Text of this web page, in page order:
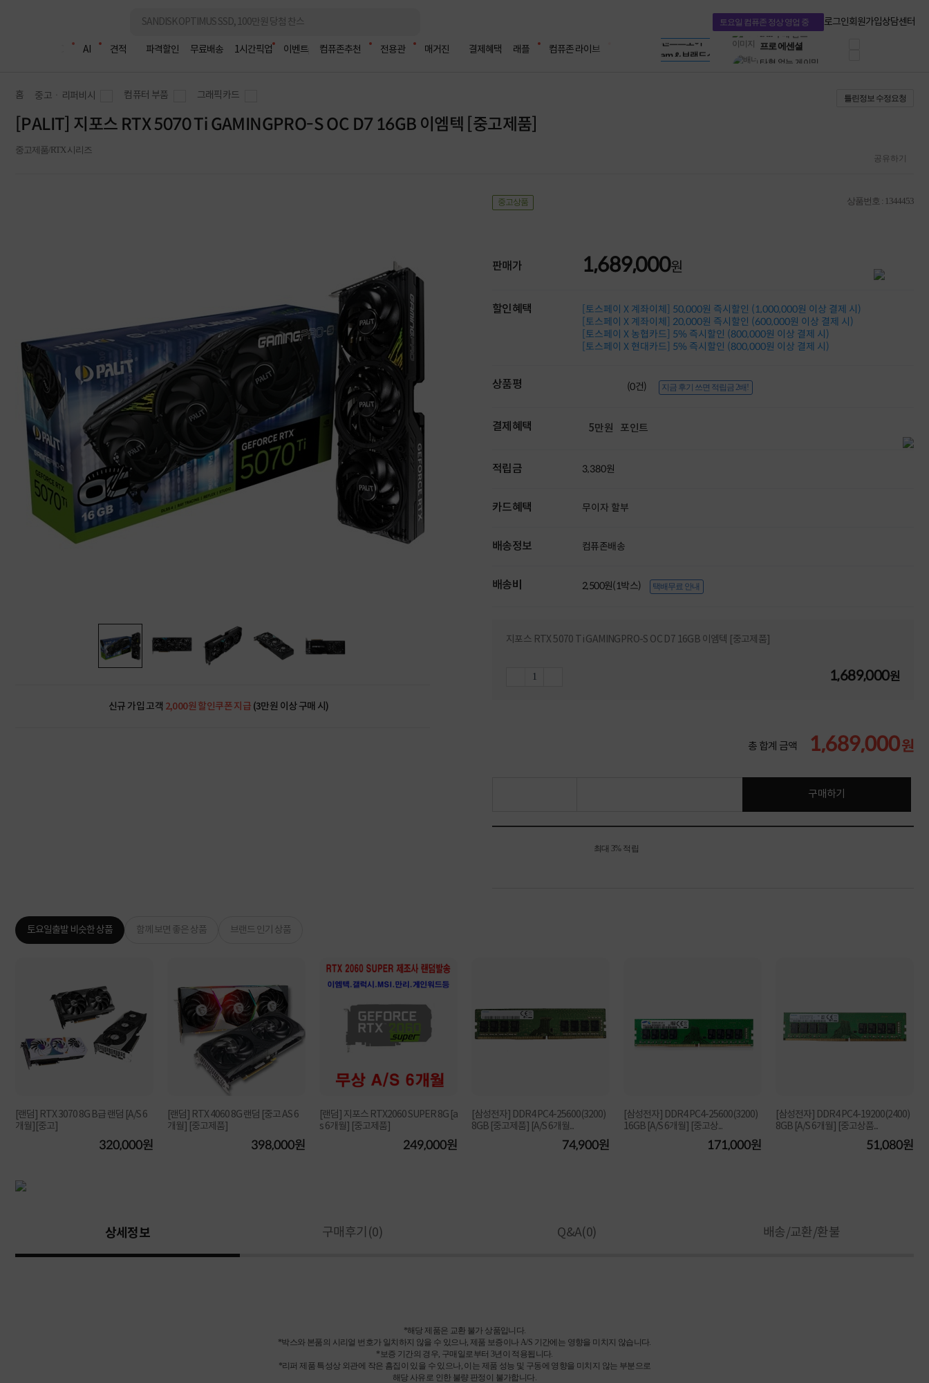
토요일 컴퓨존 정상 영업 중 로그인회원가입상담센터
AI 견적 파격할인 무료배송 1시간픽업 이벤트 컴퓨존추천 전용관 매거진 결제혜택 래플 컴퓨존 라이브
LG gram & 브랜드스토어
Microsoft 브랜드스토어
Dell 구매 찬스
프로 에센셜
타협 없는 게이밍
MSI 공유기
적립금 3% 페이백
시스코 스위칭허브
누적 금액 별
홈 중고ㆍ리퍼비시 컴퓨터 부품 그래픽카드 틀린정보 수정요청
[PALIT] 지포스 RTX 5070 Ti GAMINGPRO-S OC D7 16GB 이엠텍 [중고제품]
중고제품/RTX 시리즈
공유하기
신규 가입 고객 2,000원 할인쿠폰 지급 (3만원 이상 구매 시)
중고상품 상품번호 : 1344453
판매가 1,689,000원
할인혜택
[토스페이 X 계좌이체] 50,000원 즉시할인 (1,000,000원 이상 결제 시)
[토스페이 X 계좌이체] 20,000원 즉시할인 (600,000원 이상 결제 시)
[토스페이 X 농협카드] 5% 즉시할인 (800,000원 이상 결제 시)
[토스페이 X 현대카드] 5% 즉시할인 (800,000원 이상 결제 시)
상품평 (0건) 지금 후기 쓰면 적립금 2배!
결제혜택 5만원 포인트
적립금 3,380원
카드혜택 무이자 할부
배송정보 컴퓨존배송
배송비 2,500원(1박스) 택배무료 안내
지포스 RTX 5070 Ti GAMINGPRO-S OC D7 16GB 이엠텍 [중고제품]
1,689,000원
총 합계 금액 1,689,000원
구매하기
최대 3% 적립
토요일출발 비슷한 상품 함께 보면 좋은 상품 브랜드 인기 상품
[랜덤] RTX 3070 8G B급 랜덤 [A/S 6
개월][중고]
320,000원
[랜덤] RTX 4060 8G 랜덤 [중고 AS 6
개월] [중고제품]
398,000원
[랜덤] 지포스 RTX2060 SUPER 8G [a
s 6개월] [중고제품]
249,000원
[삼성전자] DDR4 PC4-25600(3200)
8GB [중고제품] [A/S 6개월...
74,900원
[삼성전자] DDR4 PC4-25600(3200)
16GB [A/S 6개월] [중고상...
171,000원
[삼성전자] DDR4 PC4-19200(2400)
8GB [A/S 6개월] [중고상품...
51,080원
상세정보 구매후기(0) Q&A(0) 배송/교환/환불
*해당 제품은 교환 불가 상품입니다.
*박스와 본품의 시리얼 번호가 일치하지 않을 수 있으나, 제품 보증이나 A/S 기간에는 영향을 미치지 않습니다.
*보증 기간의 경우, 구매일로부터 3년이 적용됩니다.
*리퍼 제품 특성상 외관에 작은 흠집이 있을 수 있으나, 이는 제품 성능 및 구동에 영향을 미치지 않는 부분으로
해당 사유로 인한 불량 판정이 불가합니다.